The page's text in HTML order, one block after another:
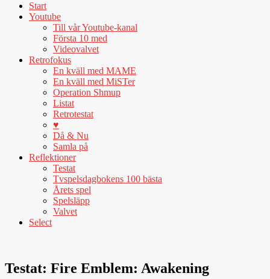
Start
Youtube
Till vår Youtube-kanal
Första 10 med
Videovalvet
Retrofokus
En kväll med MAME
En kväll med MiSTer
Operation Shmup
Listat
Retrotestat
♥
Då & Nu
Samla på
Reflektioner
Testat
Tvspelsdagbokens 100 bästa
Årets spel
Spelsläpp
Valvet
Select
Testat: Fire Emblem: Awakening